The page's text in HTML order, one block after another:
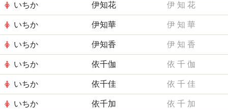
いちか 伊知花 伊 知 花
いちか 伊知華 伊 知 華
いちか 伊知香 伊 知 香
いちか 依千伽 依 千 伽
いちか 依千佳 依 千 佳
いちか 依千加 依 千 加